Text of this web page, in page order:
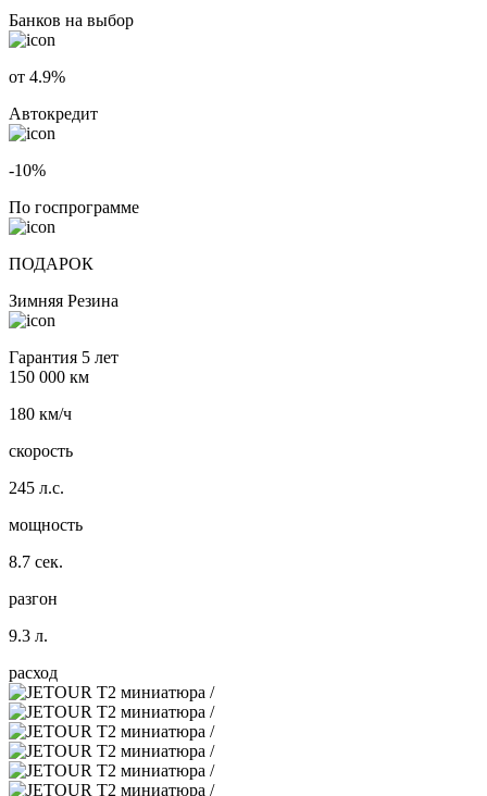
Банков на выбор
от 4.9%
Автокредит
-10%
По госпрограмме
ПОДАРОК
Зимняя Резина
Гарантия 5 лет
150 000 км
180 км/ч
скорость
245 л.с.
мощность
8.7 сек.
разгон
9.3 л.
расход